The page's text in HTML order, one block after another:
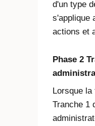
d'un type
s'applique
actions et
Phase 2
Lorsque la
Tranche 1